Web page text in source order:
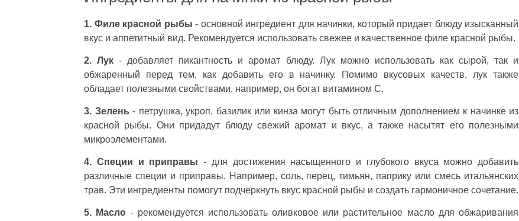
1. Филе красной рыбы - основной ингредиент для начинки, который придает блюду изысканный
вкус и аппетитный вид. Рекомендуется использовать свежее и качественное филе красной рыбы.
2. Лук - добавляет пикантность и аромат блюду. Лук можно использовать как сырой, так и
обжаренный перед тем, как добавить его в начинку. Помимо вкусовых качеств, лук также
обладает полезными свойствами, например, он богат витамином C.
3. Зелень - петрушка, укроп, базилик или кинза могут быть отличным дополнением к начинке из
красной рыбы. Они придадут блюду свежий аромат и вкус, а также насытят его полезными
микроэлементами.
4. Специи и приправы - для достижения насыщенного и глубокого вкуса можно добавить
различные специи и приправы. Например, соль, перец, тимьян, паприку или смесь итальянских
трав. Эти ингредиенты помогут подчеркнуть вкус красной рыбы и создать гармоничное сочетание.
5. Масло - рекомендуется использовать оливковое или растительное масло для обжаривания